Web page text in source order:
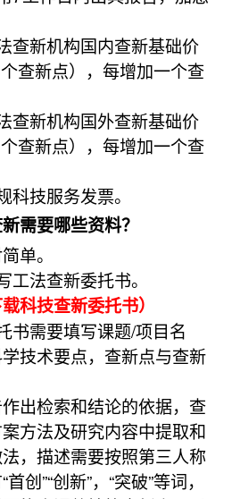
查新机构国内查新基础价
查新点），每增加一个查
查新机构国外查新基础价
查新点），每增加一个查
科技服务发票。
需要哪些资料？
单。
工法查新委托书。
科技查新委托书）
书需要填写课题/项目名
技术要点，查新点与查新
出检索和结论的依据，查
方法及研究内容中提取和
，描述需要按照第三人称
创”“创新”，“突破”等词，